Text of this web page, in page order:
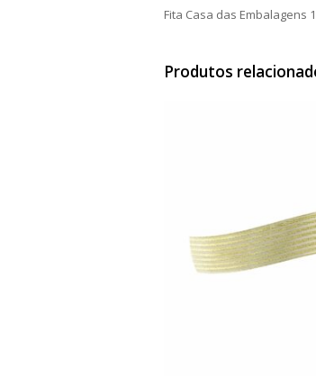
Fita Casa das Embalagens
Produtos